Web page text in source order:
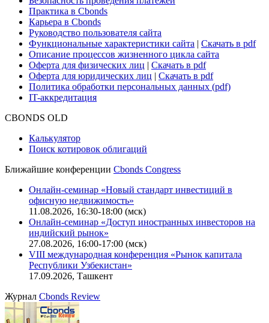
Для клиентов
О нас
Безопасность проведения платежей
Практика в Cbonds
Карьера в Cbonds
Руководство пользователя сайта
Функциональные характеристики сайта|Скачать в pdf
Описание процессов жизненного цикла сайта
Оферта для юридических лиц
IT-аккредитация
Поиск котировок облигаций
Ближайшие конференцииCbonds Congress
Онлайн-семинар «Новый стандарт инвестиций в
офисную недвижимость»
11.08.2026, 16:30-18:00 (мск)
Онлайн-семинар «Доступ иностранных инвесторов на
индийский рынок»
VIII международная конференция «Рынок капитала
Республики Узбекистан»
17.09.2026, Ташкент